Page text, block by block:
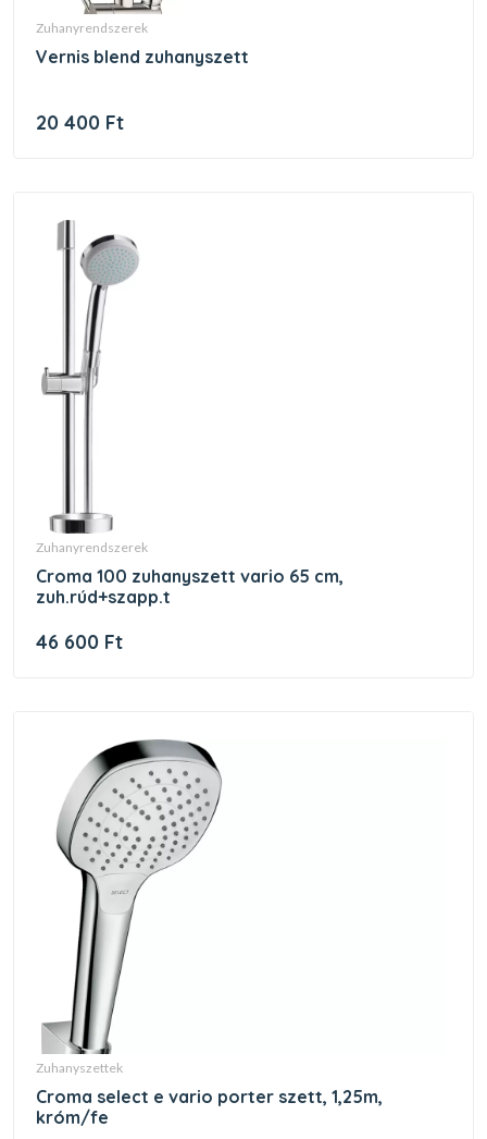
zuhanyrendszerek
vernis blend zuhanyszett
20 400 Ft
zuhanyrendszerek
croma 100 zuhanyszett vario 65 cm,
zuh.rúd+szapp.t
46 600 Ft
zuhanyszettek
croma select e vario porter szett, 1,25m,
króm/fe